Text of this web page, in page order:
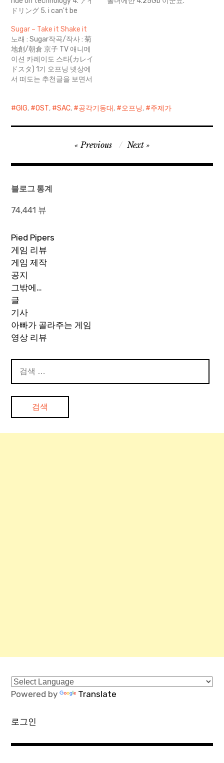
ドリング 5. i can't be
rice 8. GET9 9. Go DA
DA 10. サイケデリックソウ
ル 11. what's it for 12.
living inside the shell 13. ペ
ットフード 14. security
off 15. to tell the truth 16.
Sugar – Take it Shake it
노래 : Sugar작곡/작사 : 菊
地創/朝倉 京子 TV 애니메
이션 카레이도 스타(カレイ
ドスタ) 1기 오프닝 넷상에
서 떠도는 추천글을 보면서
도 스타(カレイドスタ)의 1
때, 무지막지하게 놀란 안좋
레이도 뉴스 어쩌구로 시작
불렀다. 대단한 아가씨들.…
GIG, OST, SAC, 공각기동대, 오프닝, 주제가
탐
Previous Next
블로그 통계
74,441 뷰
Pied Pipers
게임 리뷰
게임 제작
공지
그밖에…
글
기사
아빠가 골라주는 게임
영상 리뷰
색:
Powered by Translate
로그인